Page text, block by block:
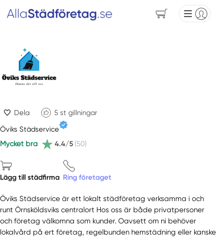
Dela 5 st gillningar
Öviks Städservice
Mycket bra
4.4/5 (50)
Lägg till städfirma Ring företaget
Öviks Städservice är ett lokalt städföretag verksamma i och
runt Örnsköldsviks centralort Hos oss är både privatpersoner
och företag välkomna som kunder. Oavsett om ni behöver
lokalvård på ert företag, regelbunden hemstädning eller kanske